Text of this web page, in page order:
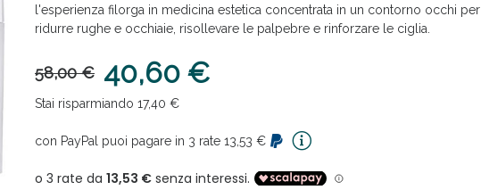
l'esperienza filorga in medicina estetica concentrata in un contorno occhi per
ridurre rughe e occhiaie, risollevare le palpebre e rinforzare le ciglia.
58,00 € 40,60 €
Stai risparmiando 17,40 €
con PayPal puoi pagare in 3 rate 13,53 €